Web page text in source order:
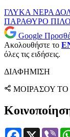
ΓΛΥΚΑ ΝΕΡΑ
ΠΑΡΑΘΥΡΟ
Google
Ακολουθήστε το
όλες τις ειδήσεις.
ΔΙΑΦΗΜΙΣΗ
ΜΟΙΡΑΣΟΥ ΤΟ
Facebook
X